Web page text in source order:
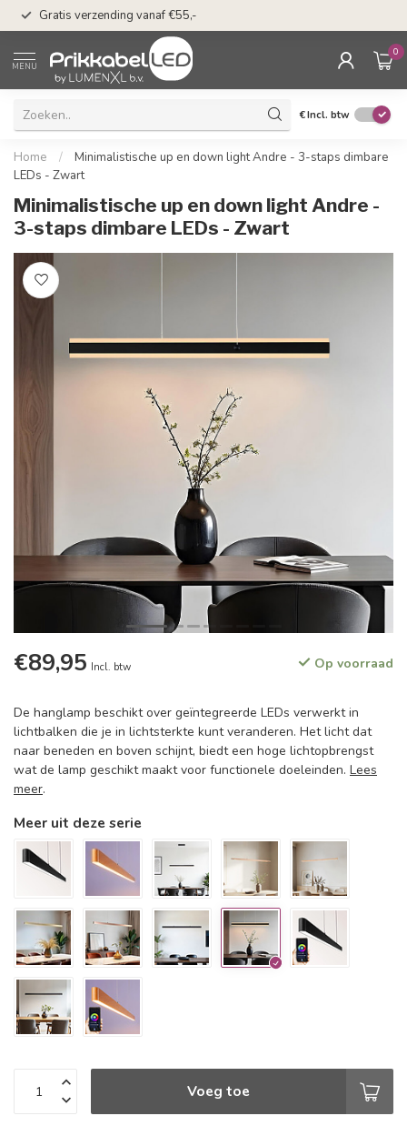
Gratis verzending vanaf €55,-
MENU
0
€Incl. btw
Home /
Minimalistische up en down light Andre - 3-staps dimbare
LEDs - Zwart
Minimalistische up en down light Andre -
3-staps dimbare LEDs - Zwart
€89,95 Incl. btw Op voorraad
De hanglamp beschikt over geïntegreerde LEDs verwerkt in
lichtbalken die je in lichtsterkte kunt veranderen. Het licht dat
naar beneden en boven schijnt, biedt een hoge lichtopbrengst
wat de lamp geschikt maakt voor functionele doeleinden. Lees
meer.
Meer uit deze serie
Voeg toe